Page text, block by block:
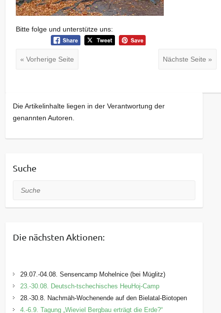
Bitte folge und unterstütze uns:
« Vorherige Seite Nächste Seite »
Die Artikelinhalte liegen in der Verantwortung der
genannten Autoren.
Suche
Suche
Die nächsten Aktionen:
29.07.-04.08. Sensencamp Mohelnice (bei Müglitz)
23.-30.08. Deutsch-tschechisches HeuHoj-Camp
28.-30.8. Nachmäh-Wochenende auf den Bielatal-Biotopen
4.-6.9. Tagung „Wieviel Bergbau erträgt die Erde?“